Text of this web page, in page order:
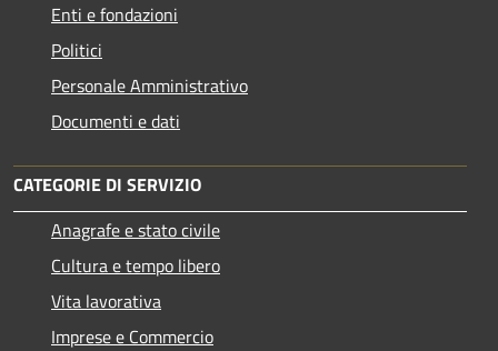
Enti e fondazioni
Politici
Personale Amministrativo
Documenti e dati
CATEGORIE DI SERVIZIO
Anagrafe e stato civile
Cultura e tempo libero
Vita lavorativa
Imprese e Commercio